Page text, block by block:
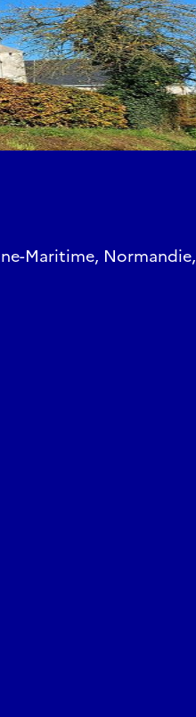
Maritime, Normandie,